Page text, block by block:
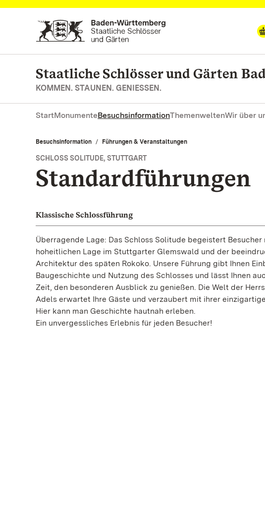
Zum Hauptinhalt springen
Staatliche Schlösser und Gärten
KOMMEN. STAUNEN. GENIESSEN.
StartMonumenteBesuchsinformationThemenweltenWir über
Besuchsinformation Führungen & Veranstaltungen
SCHLOSS SOLITUDE, STUTTGART
Standardführungen
Klassische Schlossführung
Überragende Lage: Das Schloss Solitude begeistert Besucher
hoheitlichen Lage im Stuttgarter Glemswald und der
Architektur des späten Rokoko. Unsere Führung gibt Ihnen
Baugeschichte und Nutzung des Schlosses und lässt Ihnen
Zeit, den besonderen Ausblick zu genießen. Die Welt der
Adels erwartet Ihre Gäste und verzaubert mit ihrer
Hier kann man Geschichte hautnah erleben.
Ein unvergessliches Erlebnis für jeden Besucher!